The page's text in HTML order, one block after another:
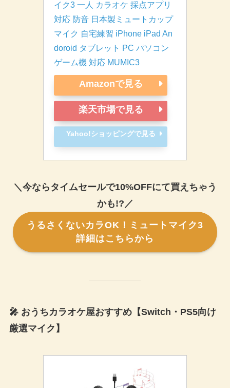
イク3 一人 カラオケ 採点アプリ
対応 防音 日本製ミュートカップ
マイク 自宅練習 iPhone iPad An
doroid タブレット PC パソコン
ゲーム機 対応 MUMIC3
Amazonで見る
楽天市場で見る
Yahoo!ショッピングで見る
＼今ならタイムセールで10%OFFにて買えちゃう
かも!?／
うるさくないカラOK！ミュートマイク3
詳細はこちらから
🎤 おうちカラオケ屋おすすめ【Switch・PS5向け
厳選マイク】